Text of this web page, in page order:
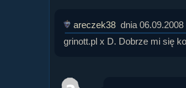
areczek38 dnia 06.09.2008
grinott.pl x D. Dobrze mi się